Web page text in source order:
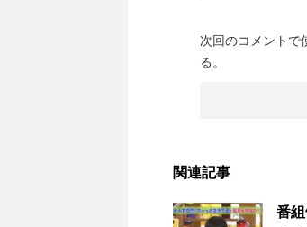
次回のコメントで
る。
関連記事
番